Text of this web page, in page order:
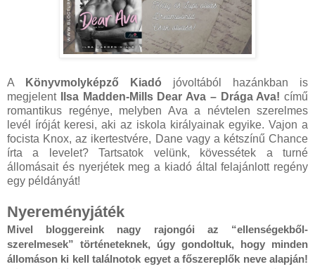
A Könyvmolyképző Kiadó jóvoltából hazánkban is
megjelent
Ilsa Madden-Mills Dear ​Ava – Drága Ava! című
romantikus regénye, melyben Ava a névtelen szerelmes
levél íróját keresi, aki az iskola királyainak egyike. Vajon a
focista Knox, az ikertestvére, Dane vagy a kétszínű Chance
írta a levelet? Tartsatok velünk, kövessétek a turné
állomásait és nyerjétek meg a kiadó által felajánlott regény
egy példányát!
Nyereményjáték
Mivel bloggereink nagy rajongói az “ellenségekből-
szerelmesek” történeteknek, úgy gondoltuk, hogy minden
állomáson ki kell találnotok egyet a főszereplők neve alapján!